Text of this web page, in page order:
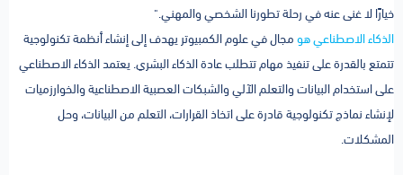
خيارًا لا غنى عنه في رحلة تطورنا الشخصي والمهني."
الذكاء الاصطناعي هومجال في علوم الكمبيوتر يهدف إلى إنشاء أنظمة تكنولوجية
تتمتع بالقدرة على تنفيذ مهام تتطلب عادة الذكاء البشري. يعتمد الذكاء الاصطناعي
على استخدام البيانات والتعلم الآلي والشبكات العصبية الاصطناعية والخوارزميات
لإنشاء نماذج تكنولوجية قادرة على اتخاذ القرارات، التعلم من البيانات، وحل
المشكلات.